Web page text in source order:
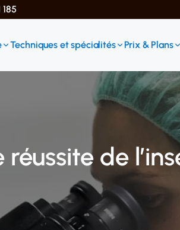
Techniques et spécialités Prix & Plans
de